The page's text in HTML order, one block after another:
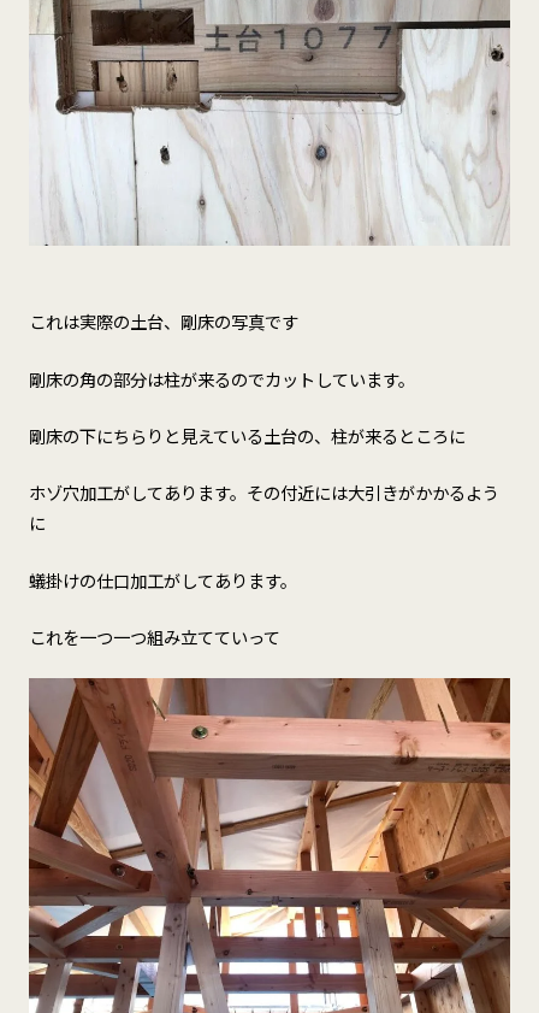
これは実際の土台、剛床の写真です
剛床の角の部分は柱が来るのでカットしています。
剛床の下にちらりと見えている土台の、柱が来るところに
ホゾ穴加工がしてあります。その付近には大引きがかかるよう
に
蟻掛けの仕口加工がしてあります。
これを一つ一つ組み立てていって